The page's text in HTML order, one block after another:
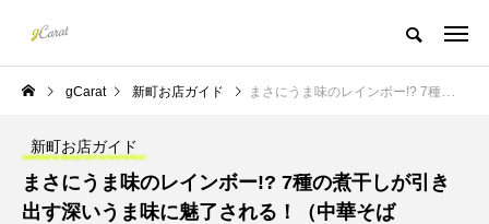
gCarat 新町お店ガイド まさにうま味のレインボー!? 7種の煮干しが引き出す深いうま味に魅了される！（中華そば GO.TO.KU ～仁～）
新町お店ガイド
まさにうま味のレインボー!? 7種の煮干しが引き
出す深いうま味に魅了される！（中華そば